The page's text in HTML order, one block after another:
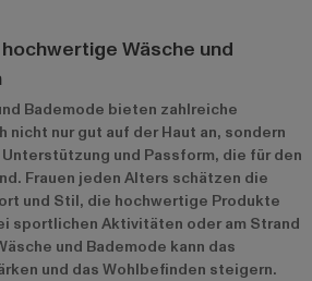
Wäsche und
Bademode bieten zahlreiche
nicht nur gut auf der Haut an, sondern
und Passform, die für den
Frauen jeden Alters schätzen die
und Stil, die hochwertige Produkte
sportlichen Aktivitäten oder am Strand
und Bademode kann das
und das Wohlbefinden steigern.